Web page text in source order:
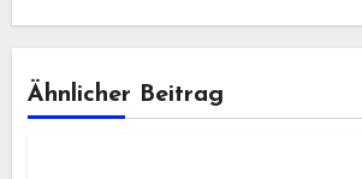
Ähnlicher Beitrag